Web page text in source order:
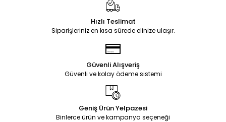
Hızlı Teslimat
Siparişleriniz en kısa sürede elinize ulaşır.
Güvenli Alışveriş
Güvenli ve kolay ödeme sistemi
Geniş Ürün Yelpazesi
Binlerce ürün ve kampanya seçeneği